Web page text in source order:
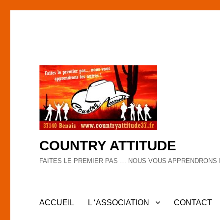
COUNTRY ATTITUDE
FAITES LE PREMIER PAS … NOUS VOUS APPRENDRONS
ACCUEIL L ‘ASSOCIATION CONTACT